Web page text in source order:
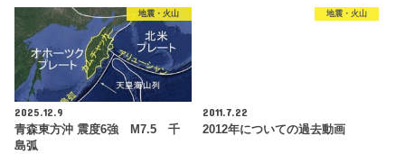
地震・火山
2025.12.9
青森東方沖 震度6強 M7.5 千
島弧
地震・火山
2011.7.22
2012年についての過去動画